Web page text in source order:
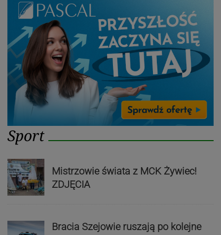
Sport
Mistrzowie świata z MCK Żywiec!
ZDJĘCIA
Bracia Szejowie ruszają po kolejne